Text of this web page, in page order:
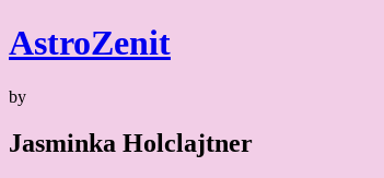
Skip
to
AstroZenit
by
Jasminka Holclajtner